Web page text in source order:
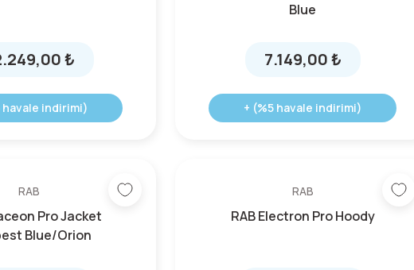
₺
havale indirimi)
Blue
7.149,00 ₺
+ (%5 havale indirimi)
RAB
Pro Jacket
Blue/Orion
RAB
RAB Electron Pro Hoody